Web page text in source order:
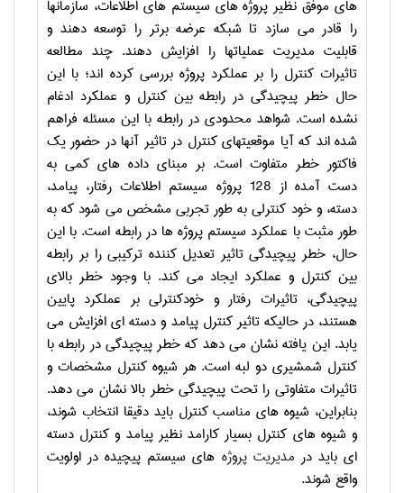
های موفق نظیر پروژه های سیستم های اطلاعات، سازمانها
را قادر می سازد تا شبکه عرضه برتر را توسعه دهند و
قابلیت مدیریت عملیاتها را افزایش دهند. چند مطالعه
تاثیرات کنترل را بر عملکرد پروژه بررسی کرده اند؛ با این
حال خطر پیچیدگی در رابطه بین کنترل و عملکرد ادغام
نشده است. شواهد محدودی در رابطه با این مسئله فراهم
شده اند که آیا موقعیتهای کنترل در تاثیر آنها در حضور یک
فاکتور خطر متفاوت است. بر مبنای داده های کمی به
دست آمده از 128 پروژه سیستم اطلاعات رفتار، پیامد،
دسته، و خود کنترلی به طور تجربی مشخص می شود که به
طور مثبت با عملکرد سیستم پروژه ها در رابطه است. با این
حال، خطر پیچیدگی تاثیر تعدیل کننده ترکیبی را بر رابطه
بین کنترل و عملکرد ایجاد می کند. با وجود خطر بالای
پیچیدگی، تاثیرات رفتار و خودکنترلی بر عملکرد پایین
هستند، در حالیکه تاثیر کنترل پیامد و دسته ای افزایش می
یابد. این یافته نشان می دهد که خطر پیچیدگی در رابطه با
کنترل شمشیری دو لبه است. هر شیوه کنترل مشخصات و
تاثیرات متفاوتی را تحت پیچیدگی خطر بالا نشان می دهد.
بنابراین، شیوه های مناسب کنترل باید دقیقا انتخاب شوند،
و شیوه های کنترل بسیار کارامد نظیر پیامد و کنترل دسته
ای باید در مدیریت پروژه های سیستم پیچیده در اولویت
واقع شوند.